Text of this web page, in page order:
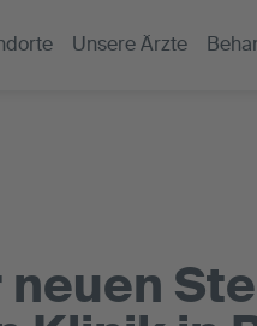
Unsere Ärzte
neuen